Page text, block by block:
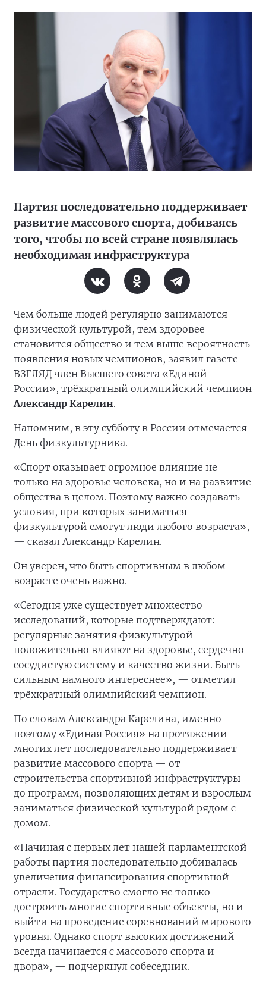
Партия последовательно поддерживает
развитие массового спорта, добиваясь
того, чтобы по всей стране появлялась
необходимая инфраструктура
Чем больше людей регулярно занимаются
физической культурой, тем здоровее
становится общество и тем выше вероятность
появления новых чемпионов, заявил газете
ВЗГЛЯД член Высшего совета «Единой
России», трёхкратный олимпийский чемпион
Александр Карелин.
Напомним, в эту субботу в России отмечается
День физкультурника.
«Спорт оказывает огромное влияние не
только на здоровье человека, но и на развитие
общества в целом. Поэтому важно создавать
условия, при которых заниматься
физкультурой смогут люди любого возраста»,
— сказал Александр Карелин.
Он уверен, что быть спортивным в любом
возрасте очень важно.
«Сегодня уже существует множество
исследований, которые подтверждают:
регулярные занятия физкультурой
положительно влияют на здоровье, сердечно-
сосудистую систему и качество жизни. Быть
сильным намного интереснее», — отметил
трёхкратный олимпийский чемпион.
По словам Александра Карелина, именно
поэтому «Единая Россия» на протяжении
многих лет последовательно поддерживает
развитие массового спорта — от
строительства спортивной инфраструктуры
до программ, позволяющих детям и взрослым
заниматься физической культурой рядом с
домом.
«Начиная с первых лет нашей парламентской
работы партия последовательно добивалась
увеличения финансирования спортивной
отрасли. Государство смогло не только
достроить многие спортивные объекты, но и
выйти на проведение соревнований мирового
уровня. Однако спорт высоких достижений
всегда начинается с массового спорта и
двора», — подчеркнул собеседник.